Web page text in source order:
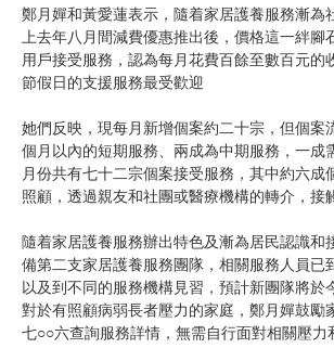
鄭月嬋和黃愛蓮表示，隨着家居護養服務漸為
上去年八月間減費優惠推出後，價格這一絆腳
用戶接受服務，認為每月花費百餘至數百元的
節假日的支援服務最受歡迎
她們反映，現每月新增個案約二十宗，但個案
個月以內的短期服務、兩成為中期服務，一成
月份共有七十二宗個案接受服務，其中約六成
照顧，透過親友和社團或醫療機構的轉介，接
隨着家居護養服務辦出特色及漸為居民認識和
備第二支家居護養服務團隊，相關服務人員已
以及到不同的服務機構見習，預計新團隊將於
對於有照顧病弱長者壓力的家庭，鄭月嬋鼓勵
七○○六查詢服務詳情，無需自行面對相關壓力